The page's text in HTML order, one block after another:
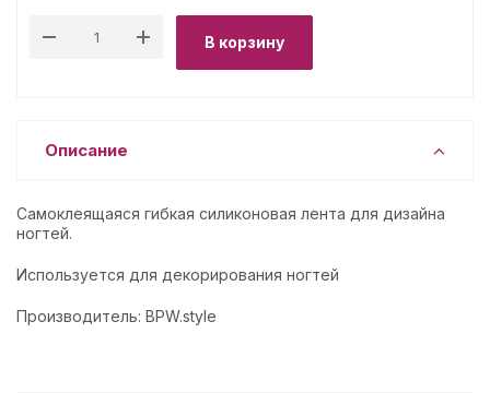
В корзину
Описание
Самоклеящаяся гибкая силиконовая лента для дизайна
ногтей.
Используется для декорирования ногтей
Производитель: BPW.style